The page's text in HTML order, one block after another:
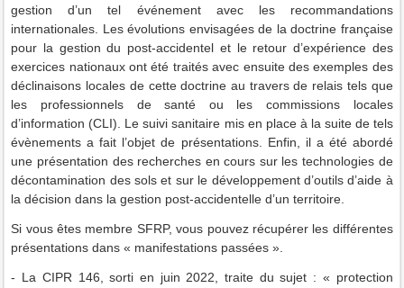
gestion d’un tel événement avec les recommandations
internationales. Les évolutions envisagées de la doctrine française
pour la gestion du post-accidentel et le retour d’expérience des
exercices nationaux ont été traités avec ensuite des exemples des
déclinaisons locales de cette doctrine au travers de relais tels que
les professionnels de santé ou les commissions locales
d’information (CLI). Le suivi sanitaire mis en place à la suite de tels
évènements a fait l’objet de présentations. Enfin, il a été abordé
une présentation des recherches en cours sur les technologies de
décontamination des sols et sur le développement d’outils d’aide à
la décision dans la gestion post-accidentelle d’un territoire.
Si vous êtes membre SFRP, vous pouvez récupérer les différentes
présentations dans « manifestations passées ».
- La CIPR 146, sorti en juin 2022, traite du sujet : « protection